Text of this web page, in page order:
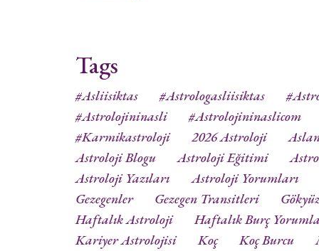
Tags
#asliisiktas #astrologasliisiktas
#astrolojininasli
#astrolojininaslicom
#karmikastroloji
2026 Astroloji
Astroloji Blogu
Astroloji Eğitimi
Astroloji Yazıları
Astroloji Yorumları
Gezegenler
Gezegen Transitleri
Haftalık Astroloji
Haftalık Burç
Kariyer Astrolojisi
Koç Koç Burcu